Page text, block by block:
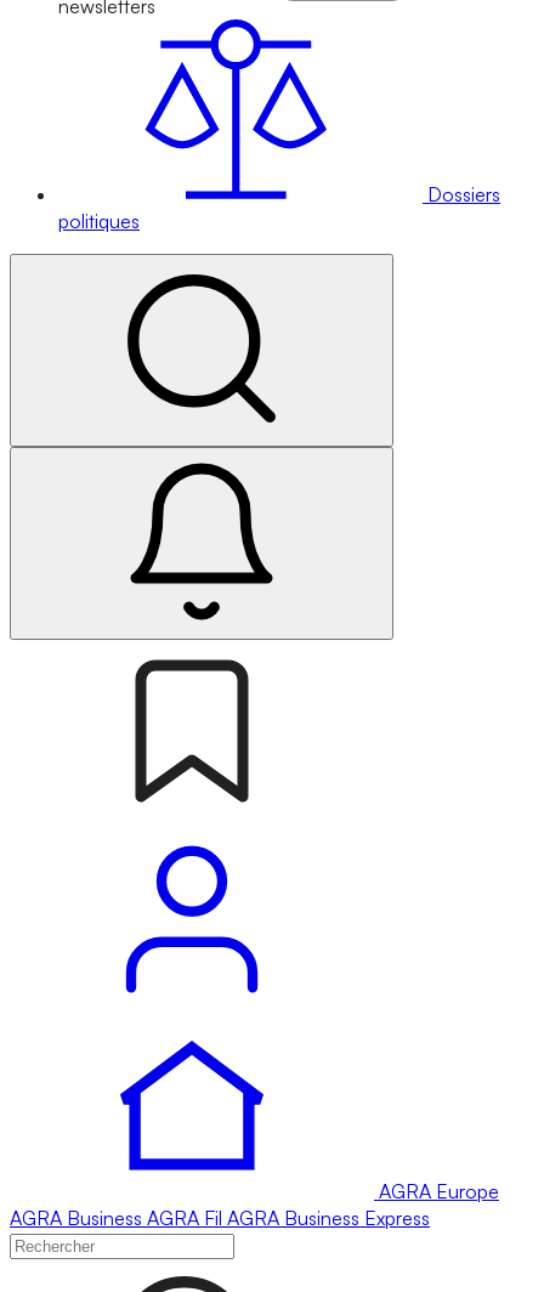
newsletters
Dossiers
politiques
AGRA Europe
AGRA Business AGRA Fil AGRA Business Express